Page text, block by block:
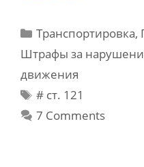
в
за
нарушения
Categories
Транспортировка,
Штрафы за
движения
Tags
# ст. 121
7 Comments